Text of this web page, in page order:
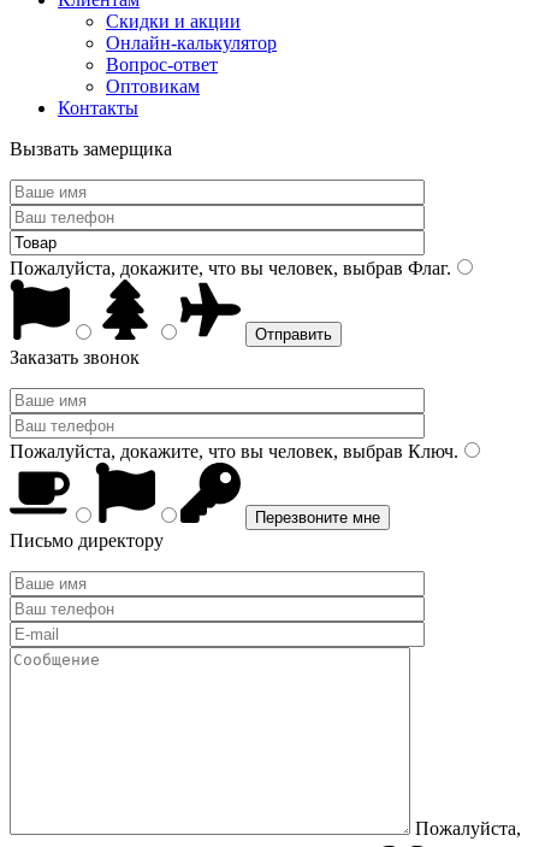
Скидки и акции
Онлайн-калькулятор
Вопрос-ответ
Оптовикам
Контакты
Вызвать замерщика
Пожалуйста, докажите, что вы человек, выбрав Флаг.
Заказать звонок
Пожалуйста, докажите, что вы человек, выбрав Ключ.
Письмо директору
Пожалуйста,